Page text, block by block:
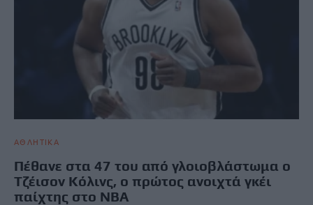
ΑΘΛΗΤΙΚΑ
Πέθανε στα 47 του από γλοιοβλάστωμα ο
Τζέισον Κόλινς, ο πρώτος ανοιχτά γκέι
παίχτης στο ΝΒΑ